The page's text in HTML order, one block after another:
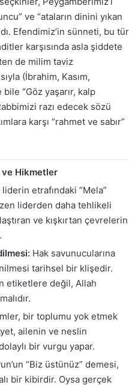
ve “ataların dinini yıkan
Efendimiz’in sünneti, bu tür
karşısında asla şiddete
de milim taviz
(İbrahim, Kasım,
“Göz yaşarır, kalp
razı edecek sözü
karşı “rahmet ve sabır”
ve Hikmetler
liderin etrafındaki “Mela”
liderden daha tehlikeli
ve kışkırtan çevrelerin
Hak savunucularına
tarihsel bir klişedir.
etiketlere değil, Allah
bir toplumu yok etmek
ailenin ve neslin
bir vurgu yapar.
“Biz üstünüz” demesi,
bir kibirdir. Oysa gerçek